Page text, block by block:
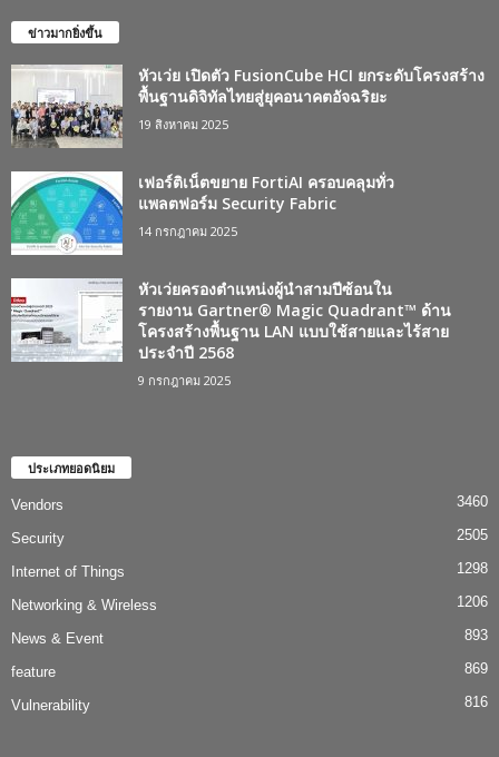
ข่าวมากยิ่งขึ้น
หัวเว่ย เปิดตัว FusionCube HCI ยกระดับโครงสร้าง
พื้นฐานดิจิทัลไทยสู่ยุคอนาคตอัจฉริยะ
19 สิงหาคม 2025
เฟอร์ติเน็ตขยาย FortiAI ครอบคลุมทั่ว
แพลตฟอร์ม Security Fabric
14 กรกฎาคม 2025
หัวเว่ยครองตำแหน่งผู้นำสามปีซ้อนใน
รายงาน Gartner® Magic Quadrant™ ด้าน
โครงสร้างพื้นฐาน LAN แบบใช้สายและไร้สาย
ประจำปี 2568
9 กรกฎาคม 2025
ประเภทยอดนิยม
Vendors 3460
Security 2505
Internet of Things 1298
Networking & Wireless 1206
News & Event 893
feature 869
Vulnerability 816